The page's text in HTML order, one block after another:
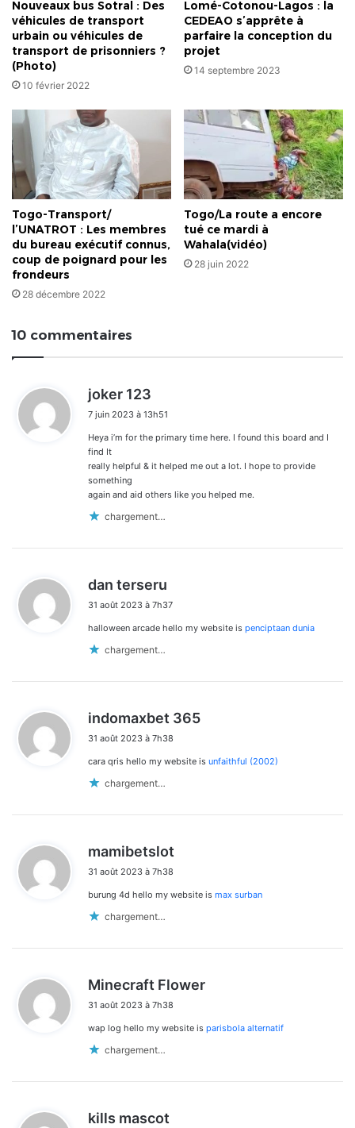
Nouveaux bus Sotral : Des
véhicules de transport
urbain ou véhicules de
transport de prisonniers ?
(Photo)
10 février 2022
Lomé-Cotonou-Lagos : la
CEDEAO s’apprête à
parfaire la conception du
projet
14 septembre 2023
Togo-Transport/
l’UNATROT : Les membres
du bureau exécutif connus,
coup de poignard pour les
frondeurs
28 décembre 2022
Togo/La route a encore
tué ce mardi à
Wahala(vidéo)
28 juin 2022
10 commentaires
joker 123
t
7 juin 2023 à 13h51
Heya i’m for the primary time here. I found this board and I
find It
really helpful & it helped me out a lot. I hope to provide
something
again and aid others like you helped me.
chargement…
dan terseru
t
31 août 2023 à 7h37
halloween arcade hello my website is penciptaan dunia
chargement…
indomaxbet 365
31 août 2023 à 7h38
cara qris hello my website is unfaithful (2002)
chargement…
mamibetslot
31 août 2023 à 7h38
burung 4d hello my website is max surban
chargement…
Minecraft Flower
31 août 2023 à 7h38
wap log hello my website is parisbola alternatif
chargement…
kills mascot